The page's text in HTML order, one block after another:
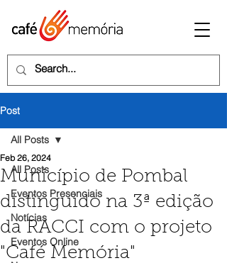
Post
All Posts
Eventos Presenciais
Notícias
Eventos Online
All Posts
Município de Pombal
distinguido na 3ª edição
da RACCI com o projeto
"Café Memória"
Feb 26, 2024